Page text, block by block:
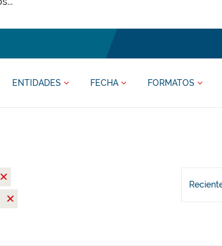
ENTIDADES FECHA FORMATOS